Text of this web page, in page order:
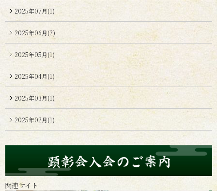
2025年07月(1)
2025年06月(2)
2025年05月(1)
2025年04月(1)
2025年03月(1)
2025年02月(1)
関連サイト